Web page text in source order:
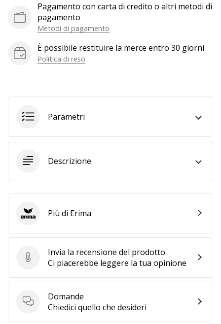
come
Brand
Ambassador.
articoli
Pagamento con carta di credito o altri metodi di
pagamento
Metodi di pagamento
È possibile restituire la merce entro 30 giorni
Politica di reso
Parametri
Descrizione
Invia la recensione del prodotto
Invia la recensione del prodotto
Ci piacerebbe leggere la tua opinione
Domande
Domande
Chiedici quello che desideri
ErimaPiù di Erima